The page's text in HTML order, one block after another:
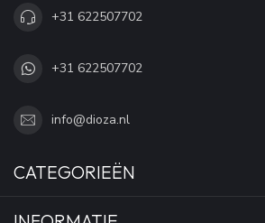
+31 622507702
+31 622507702
info@dioza.nl
CATEGORIEËN